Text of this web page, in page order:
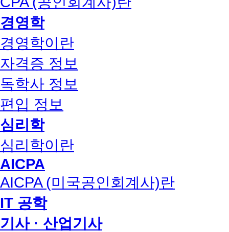
경영학
경영학이란
자격증 정보
독학사 정보
편입 정보
심리학
심리학이란
AICPA
AICPA (미국공인회계사)란
IT 공학
기사 · 산업기사